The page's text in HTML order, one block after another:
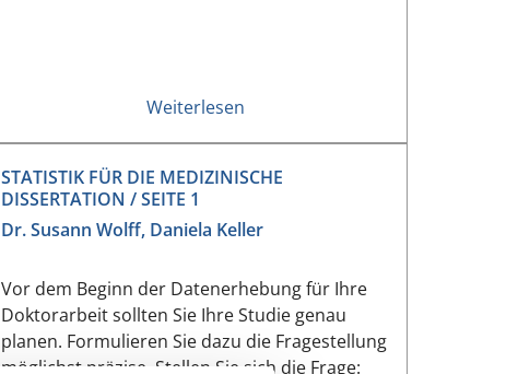
Weiterlesen
STATISTIK FÜR DIE MEDIZINISCHE
DISSERTATION / SEITE 1
Dr. Susann Wolff, Daniela Keller
Vor dem Beginn der Datenerhebung für Ihre
Doktorarbeit sollten Sie Ihre Studie genau
planen. Formulieren Sie dazu die Fragestellung
möglichst präzise. Stellen Sie sich die Frage: